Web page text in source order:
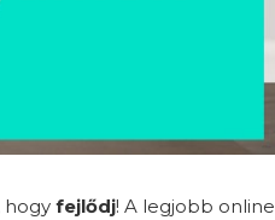
hogy fejlődj! A legjobb online